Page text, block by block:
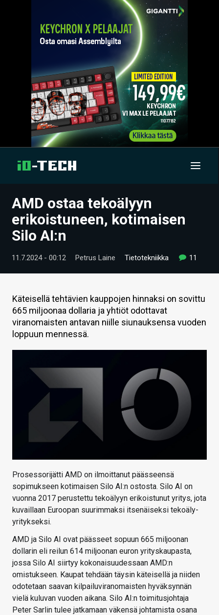
UUTISET
ARTIKKELIT
VIDEOT
TECHBBS
TIETOA
HINTA.FI
KAUPPA
HAKU
AMD ostaa tekoälyyn
erikoistuneen, kotimaisen
Silo AI:n
11.7.2024 - 00:12 Petrus Laine Tietotekniikka 11
Käteisellä tehtävien kauppojen hinnaksi on sovittu
665 miljoonaa dollaria ja yhtiöt odottavat
viranomaisten antavan niille siunauksensa vuoden
loppuun mennessä.
Prosessorijätti AMD on ilmoittanut päässeensä
sopimukseen kotimaisen Silo AI:n ostosta. Silo AI on
vuonna 2017 perustettu tekoälyyn erikoistunut yritys, jota
kuvaillaan Euroopan suurimmaksi itsenäiseksi tekoäly-
yritykseksi.
AMD ja Silo AI ovat päässeet sopuun 665 miljoonan
dollarin eli reilun 614 miljoonan euron yrityskaupasta,
jossa Silo AI siirtyy kokonaisuudessaan AMD:n
omistukseen. Kaupat tehdään täysin käteisellä ja niiden
odotetaan saavan kilpailuviranomaisten hyväksynnän
vielä kuluvan vuoden aikana. Silo AI:n toimitusjohtaja
Peter Sarlin tulee jatkamaan väkensä johtamista osana